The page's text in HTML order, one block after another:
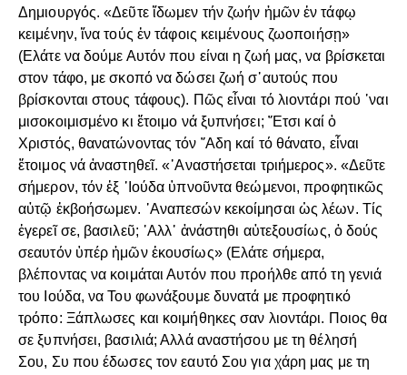
Δημιουργός. «Δεῦτε ἴδωμεν τήν ζωήν ἡμῶν ἐν τάφῳ
κειμένην, ἵνα τούς ἐν τάφοις κειμένους ζωοποιήσῃ»
(Ελάτε να δούμε Αυτόν που είναι η ζωή μας, να βρίσκεται
στον τάφο, με σκοπό να δώσει ζωή σ᾽αυτούς που
βρίσκονται στους τάφους). Πῶς εἶναι τό λιοντάρι πού ᾽ναι
μισοκοιμισμένο κι ἕτοιμο νά ξυπνήσει; ῎Ετσι καί ὁ
Χριστός, θανατώνοντας τόν ῞Αδη καί τό θάνατο, εἶναι
ἕτοιμος νά ἀναστηθεῖ. «᾽Αναστήσεται τριήμερος». «Δεῦτε
σήμερον, τόν ἐξ ᾽Ιούδα ὑπνοῦντα θεώμενοι, προφητικῶς
αὐτῷ ἐκβοήσωμεν. ᾽Αναπεσών κεκοίμησαι ὡς λέων. Τίς
ἐγερεῖ σε, βασιλεῦ; ᾽Αλλ᾽ ἀνάστηθι αὐτεξουσίως, ὁ δούς
σεαυτόν ὑπέρ ἡμῶν ἑκουσίως» (Ελάτε σήμερα,
βλέποντας να κοιμάται Αυτόν που προήλθε από τη γενιά
του Ιούδα, να Του φωνάξουμε δυνατά με προφητικό
τρόπο: Ξάπλωσες και κοιμήθηκες σαν λιοντάρι. Ποιος θα
σε ξυπνήσει, βασιλιά; Αλλά αναστήσου με τη θέλησή
Σου, Συ που έδωσες τον εαυτό Σου για χάρη μας με τη